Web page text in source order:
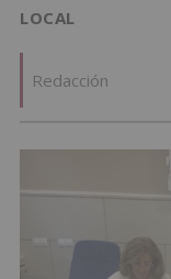
LOCAL
Redacción